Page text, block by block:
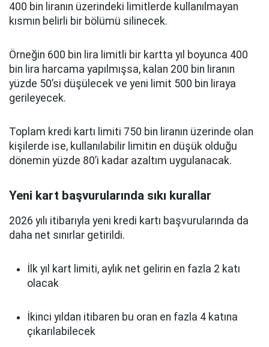
400 bin liranın üzerindeki limitlerde kullanılmayan
kısmın belirli bir bölümü silinecek.
Örneğin 600 bin lira limitli bir kartta yıl boyunca 400
bin lira harcama yapılmışsa, kalan 200 bin liranın
yüzde 50’si düşülecek ve yeni limit 500 bin liraya
gerileyecek.
Toplam kredi kartı limiti 750 bin liranın üzerinde olan
kişilerde ise, kullanılabilir limitin en düşük olduğu
dönemin yüzde 80’i kadar azaltım uygulanacak.
Yeni kart başvurularında sıkı kurallar
2026 yılı itibarıyla yeni kredi kartı başvurularında da
daha net sınırlar getirildi.
İlk yıl kart limiti, aylık net gelirin en fazla 2 katı
olacak
İkinci yıldan itibaren bu oran en fazla 4 katına
çıkarılabilecek